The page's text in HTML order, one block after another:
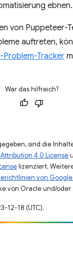
ebnen.
von Puppeteer-
auftreten,
Problem-Tracker
War das hilfreich?
sind die
4.0 License
lizenziert.
von
von Oracle und/oder
12-18 (UTC).